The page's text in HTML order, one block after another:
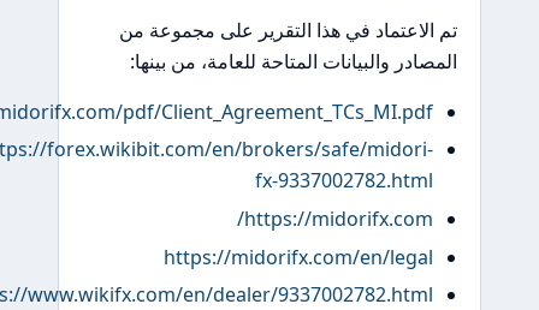
تم الاعتماد في هذا التقرير على مجموعة من
المصادر والبيانات المتاحة للعامة، من بينها:
https://midorifx.com/pdf/Client_Agreement_TCs_MI.pdf
https://forex.wikibit.com/en/brokers/safe/midori-
fx-9337002782.html
https://midorifx.com/
https://midorifx.com/en/legal
https://www.wikifx.com/en/dealer/9337002782.html